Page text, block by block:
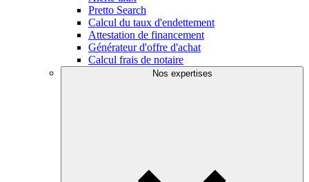
Pretto Search
Calcul du taux d'endettement
Attestation de financement
Générateur d'offre d'achat
Calcul frais de notaire
Nos expertises